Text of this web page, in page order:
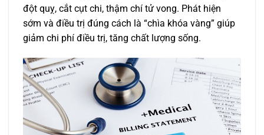
đột quỵ, cắt cụt chi, thậm chí tử vong. Phát hiện
sớm và điều trị đúng cách là “chìa khóa vàng” giúp
giảm chi phí điều trị, tăng chất lượng sống.